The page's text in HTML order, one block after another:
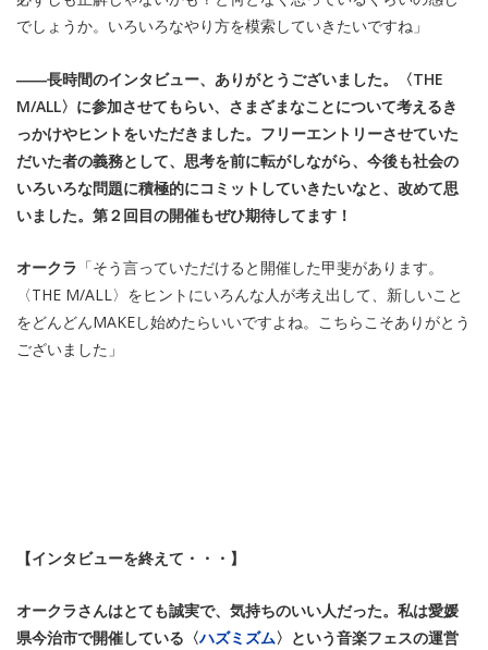
でしょうか。いろいろなやり方を模索していきたいですね」
――長時間のインタビュー、ありがとうございました。〈THE
M/ALL〉に参加させてもらい、さまざまなことについて考えるき
っかけやヒントをいただきました。フリーエントリーさせていた
だいた者の義務として、思考を前に転がしながら、今後も社会の
いろいろな問題に積極的にコミットしていきたいなと、改めて思
いました。第２回目の開催もぜひ期待してます！
オークラ 「そう言っていただけると開催した甲斐があります。
〈THE M/ALL〉をヒントにいろんな人が考え出して、新しいこと
をどんどんMAKEし始めたらいいですよね。こちらこそありがとう
ございました」
【インタビューを終えて・・・】
オークラさんはとても誠実で、気持ちのいい人だった。私は愛媛
県今治市で開催している〈ハズミズム〉という音楽フェスの運営